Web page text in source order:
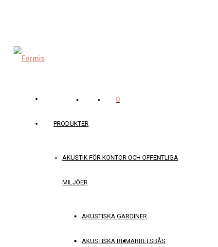
PRODUKTER
AKUSTIK FÖR KONTOR OCH OFFENTLIGA
MILJÖER
AKUSTISKA GARDINER
AKUSTISKA RUMARBETSBÅS
0